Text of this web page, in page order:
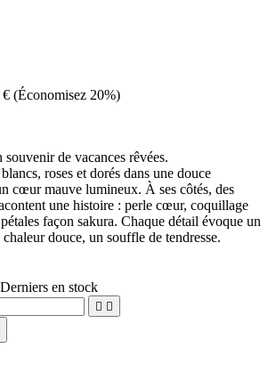
€ (Économisez 20%)
de vacances rêvées.
roses et dorés dans une douce
cœur mauve lumineux. À ses côtés, des
une histoire : perle cœur, coquillage
façon sakura. Chaque détail évoque un
douce, un souffle de tendresse.
Derniers en stock
 